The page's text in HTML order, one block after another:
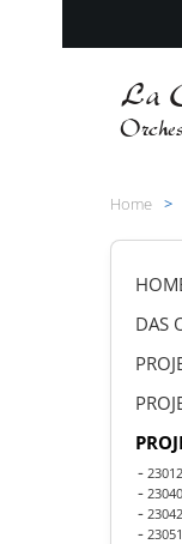
Home
DAS